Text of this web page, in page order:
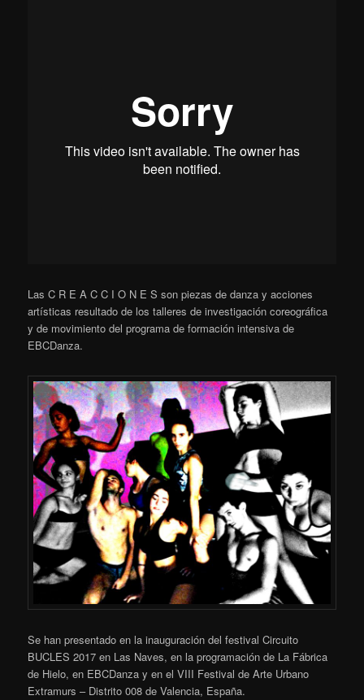
Las C R E A C C I O N E S son piezas de danza y acciones
artísticas resultado de los talleres de investigación coreográfica
y de movimiento del programa de formación intensiva de
EBCDanza.
Se han presentado en la inauguración del festival Circuito
BUCLES 2017 en Las Naves, en la programación de La Fábrica
de Hielo, en EBCDanza y en el VIII Festival de Arte Urbano
Extramurs – Distrito 008 de Valencia, España.